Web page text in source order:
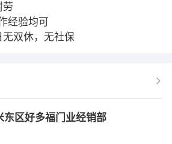
劳
经验均可
双休，无社保
东区好多福门业经销部